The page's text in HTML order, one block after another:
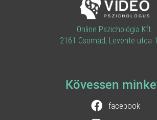
Online Pszichológia Kft.
2161 Csomád, Levente utca
Kövessen
facebook